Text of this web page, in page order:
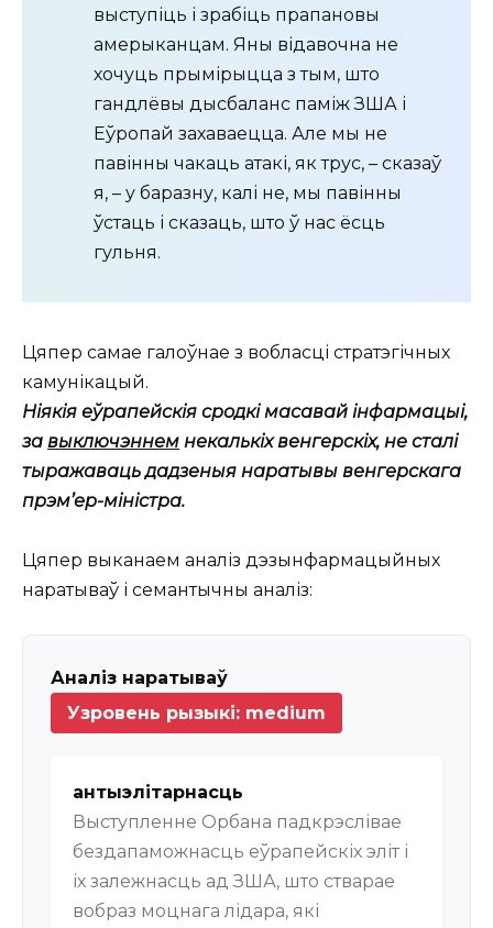
выступіць і зрабіць прапановы
амерыканцам. Яны відавочна не
хочуць прымірыцца з тым, што
гандлёвы дысбаланс паміж ЗША і
Еўропай захаваецца. Але мы не
павінны чакаць атакі, як трус, – сказаў
я, – у баразну, калі не, мы павінны
ўстаць і сказаць, што ў нас ёсць
гульня.
Цяпер самае галоўнае з вобласці стратэгічных
камунікацый.
Ніякія еўрапейскія сродкі масавай інфармацыі,
за выключэннем некалькіх венгерскіх, не сталі
тыражаваць дадзеныя наратывы венгерскага
прэм’ер-міністра.
Цяпер выканаем аналіз дэзынфармацыйных
наратываў і семантычны аналіз:
Аналіз наратываў
Узровень рызыкі: medium
антыэлітарнасць
Выступленне Орбана падкрэслівае
бездапаможнасць еўрапейскіх эліт і
іх залежнасць ад ЗША, што стварае
вобраз моцнага лідара, які